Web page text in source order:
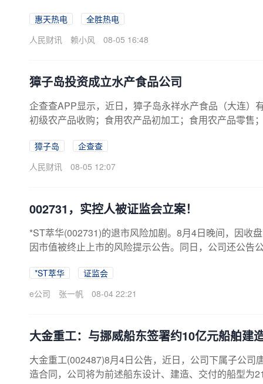
惠天热电
全胜热电
人民财讯
赖小风 08-05 16:48
獐子岛投资成立水产食品公司
企查查APP显示，近日，獐子岛永祥水产食品（大连）
初级农产品收购；食用农产品初加工；食用农产品零售
獐子岛
企查查
人民财讯
08-05 12:07
002731，实控人被证监会立案！
*ST萃华(002731)的退市风险加剧。8月4日晚间，因收
因市值被终止上市的风险提示公告。同日，公司还公告
英杰被证监会立案的原因均为“因其涉嫌信息披露违法
思伟、郭英杰将积极配合中国证监会的调查工作，并严
*ST萃华
证监会
e公司
张一帆 08-04 22:21
大金重工：与挪威船东签署约10亿元船舶建
大金重工(002487)8月4日公告，近日，公司下属子公
造合同，公司将为前述船东设计、建造、交付的船型为